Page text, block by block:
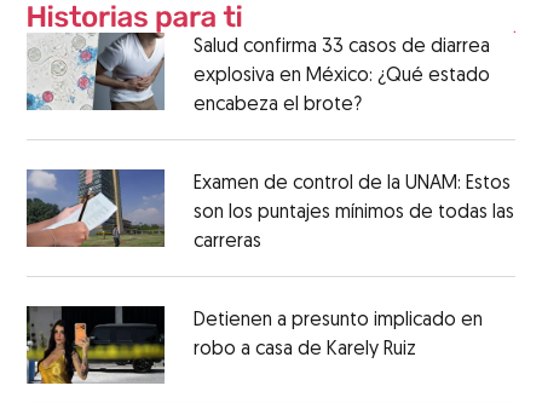
Salud confirma 33 casos de diarrea
explosiva en México: ¿Qué estado
encabeza el brote?
Examen de control de la UNAM: Estos
son los puntajes mínimos de todas las
carreras
Detienen a presunto implicado en
robo a casa de Karely Ruiz